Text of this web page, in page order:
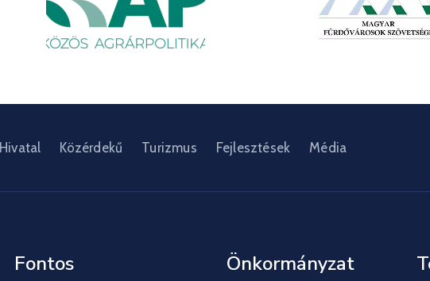
Hivatal Közérdekű Turizmus Fejlesztések Média
Fontos Önkormányzat